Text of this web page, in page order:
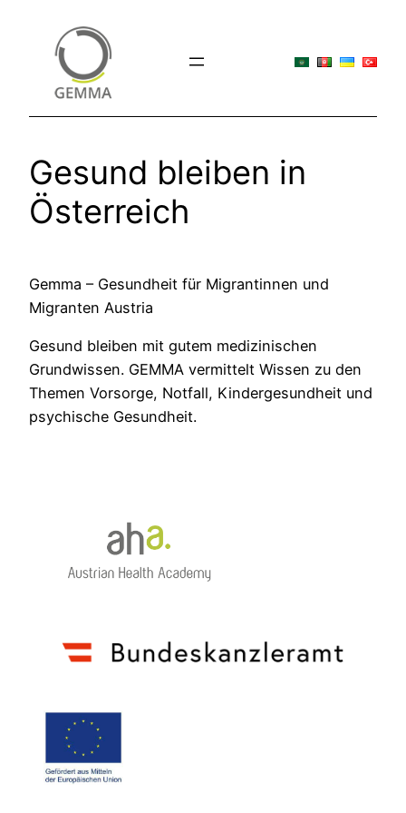
springen
Gesund bleiben in
Österreich
Gemma – Gesundheit für Migrantinnen und
Migranten Austria
Gesund bleiben mit gutem medizinischen
Grundwissen. GEMMA vermittelt Wissen zu den
Themen Vorsorge, Notfall, Kindergesundheit und
psychische Gesundheit.